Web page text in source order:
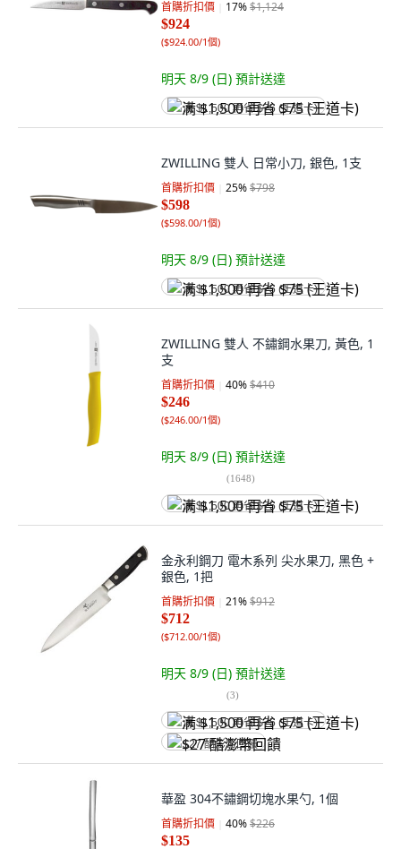
首購折扣價 17%$1,124
$924
($924.00/1個)
明天 8/9 (日) 預計送達
满 $1,500 再省 $75 (王道卡)
ZWILLING 雙人 日常小刀, 銀色, 1支
首購折扣價 25%$798
$598
($598.00/1個)
明天 8/9 (日) 預計送達
满 $1,500 再省 $75 (王道卡)
ZWILLING 雙人 不鏽鋼水果刀, 黃色, 1
支
首購折扣價 40%$410
$246
($246.00/1個)
明天 8/9 (日) 預計送達
(1648)
满 $1,500 再省 $75 (王道卡)
金永利鋼刀 電木系列 尖水果刀, 黑色 +
銀色, 1把
首購折扣價 21%$912
$712
($712.00/1個)
明天 8/9 (日) 預計送達
(3)
满 $1,500 再省 $75 (王道卡)
$27 酷澎幣回饋
華盈 304不鏽鋼切塊水果勺, 1個
首購折扣價 40%$226
$135